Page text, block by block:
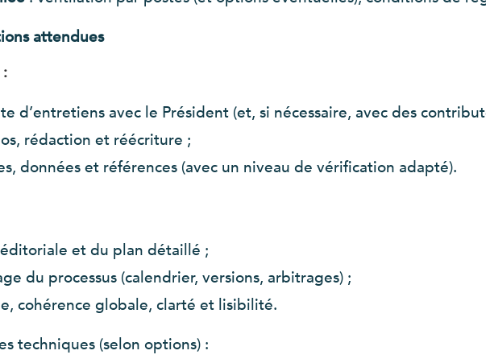
attendues
d’entretiens avec le Président (et, si nécessaire, avec des
rédaction et réécriture ;
données et références (avec un niveau de vérification adapté).
et du plan détaillé ;
du processus (calendrier, versions, arbitrages) ;
cohérence globale, clarté et lisibilité.
techniques (selon options) :